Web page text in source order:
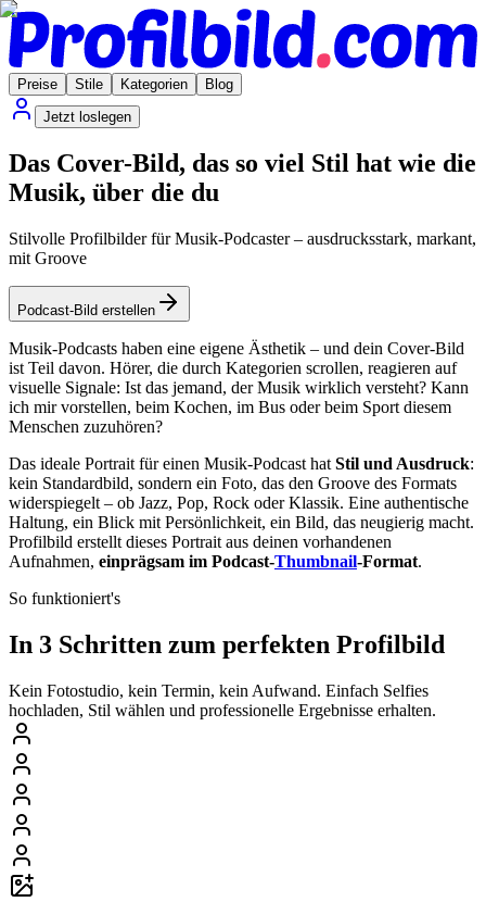
Preise Stile Kategorien
Blog
Jetzt loslegen
Das Cover-Bild, das so viel Stil hat wie die
Musik, über die du
Stilvolle Profilbilder für Musik-Podcaster – ausdrucksstark, markant,
mit Groove
Podcast-Bild erstellen
Musik-Podcasts haben eine eigene Ästhetik – und dein Cover-Bild
ist Teil davon. Hörer, die durch Kategorien scrollen, reagieren auf
visuelle Signale: Ist das jemand, der Musik wirklich versteht? Kann
ich mir vorstellen, beim Kochen, im Bus oder beim Sport diesem
Menschen zuzuhören?
Das ideale Portrait für einen Musik-Podcast hat Stil und Ausdruck:
kein Standardbild, sondern ein Foto, das den Groove des Formats
widerspiegelt – ob Jazz, Pop, Rock oder Klassik. Eine authentische
Haltung, ein Blick mit Persönlichkeit, ein Bild, das neugierig macht.
Profilbild erstellt dieses Portrait aus deinen vorhandenen
Aufnahmen, einprägsam im Podcast-Thumbnail-Format.
So funktioniert's
In 3 Schritten zum perfekten Profilbild
Kein Fotostudio, kein Termin, kein Aufwand. Einfach Selfies
hochladen, Stil wählen und professionelle Ergebnisse erhalten.